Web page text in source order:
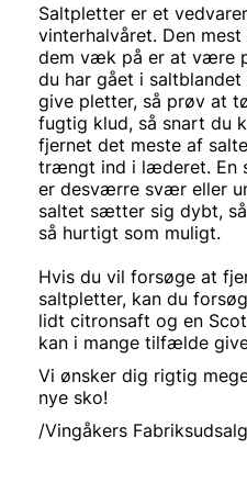
Saltpletter er et
vinterhalvåret. Den
dem væk på er at være
du har gået i
give pletter, så prøv at
fugtig klud, så snart du
fjernet det meste af
trængt ind i læderet. En
er desværre svær eller
saltet sætter sig dybt,
så hurtigt som muligt.
Hvis du vil forsøge at
saltpletter, kan du
lidt citronsaft og en
kan i mange tilfælde
Vi ønsker dig rigtig
nye sko!
/Vingåkers